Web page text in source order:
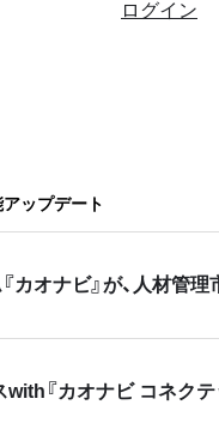
ログイン
ップデート
カオナビ』が、人材管
『カオナビ コネク